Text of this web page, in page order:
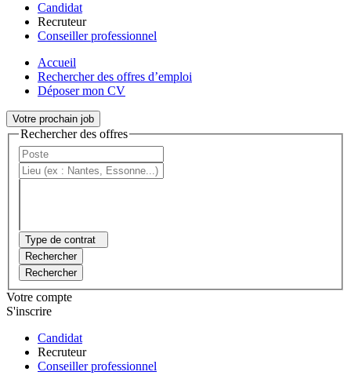
Candidat
Recruteur
Conseiller professionnel
Accueil
Rechercher des offres d’emploi
Déposer mon CV
Votre prochain job
Rechercher des offres
Type de contrat
Rechercher
Rechercher
Votre compte
S'inscrire
Candidat
Recruteur
Conseiller professionnel